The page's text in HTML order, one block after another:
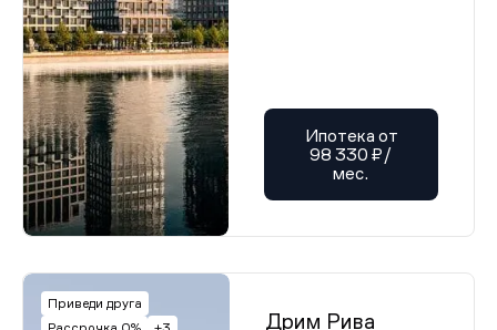
Ипотека от
98 330 ₽/
мес.
Приведи друга
Дрим Рива